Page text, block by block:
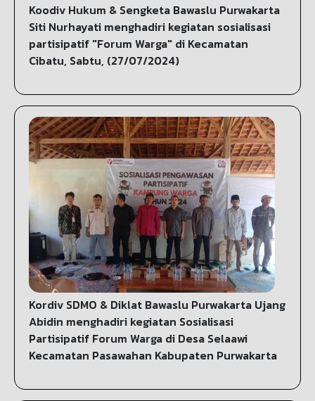
Koodiv Hukum & Sengketa Bawaslu Purwakarta
Siti Nurhayati menghadiri kegiatan sosialisasi
partisipatif "Forum Warga" di Kecamatan
Cibatu, Sabtu, (27/07/2024)
Kordiv SDMO & Diklat Bawaslu Purwakarta Ujang
Abidin menghadiri kegiatan Sosialisasi
Partisipatif Forum Warga di Desa Selaawi
Kecamatan Pasawahan Kabupaten Purwakarta